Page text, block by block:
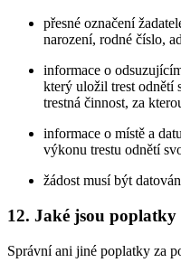
přesné označení
narození, rodné číslo,
informace o
který uložil trest odnětí
trestná činnost, za
informace o místě a
výkonu trestu odnětí
žádost musí být
12. Jaké jsou
Správní ani jiné poplatky za